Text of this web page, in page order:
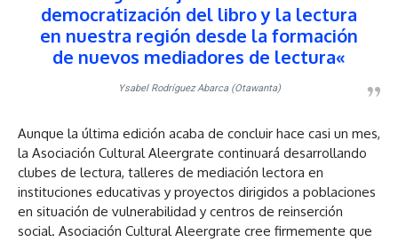
democratización del libro y la lectura
en nuestra región desde la formación
de nuevos mediadores de lectura«
Ysabel Rodríguez Abarca (Otawanta)
Aunque la última edición acaba de concluir hace casi un mes,
la Asociación Cultural Aleergrate continuará desarrollando
clubes de lectura, talleres de mediación lectora en
instituciones educativas y proyectos dirigidos a poblaciones
en situación de vulnerabilidad y centros de reinserción
social. Asociación Cultural Aleergrate cree firmemente que